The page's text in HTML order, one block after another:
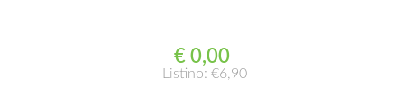
€ 0,00
Listino: €6,90